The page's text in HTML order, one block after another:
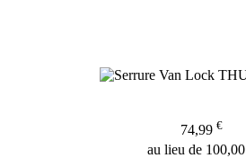
74,99 €
au lieu de 100,00